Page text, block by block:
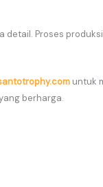
detail. Proses
untuk
berharga.